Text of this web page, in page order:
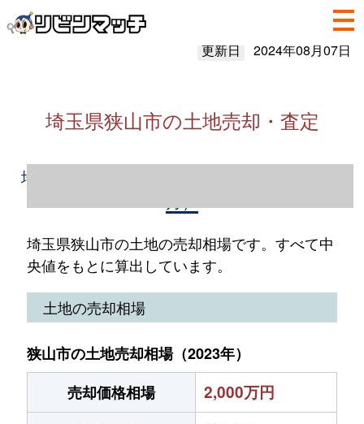
更新日 2024年08月07日
埼玉県狭山市の土地売却・査定
埼玉県狭山市の土地売却情報（2023年1～12
埼玉県狭山市の土地の売却相場です。すべて中
央値をもとに算出しています。
土地の売却相場
狭山市の土地売却相場（2023年）
売却価格相場
2,000万円